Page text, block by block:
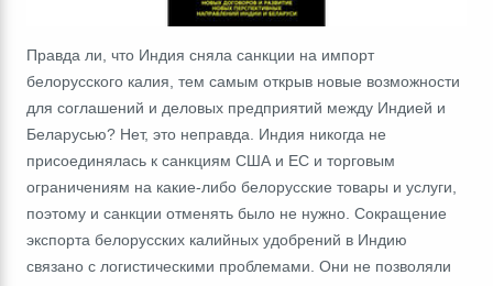
Правда ли, что Индия сняла санкции на импорт
белорусского калия, тем самым открыв новые возможности
для соглашений и деловых предприятий между Индией и
Беларусью? Нет, это неправда. Индия никогда не
присоединялась к санкциям США и ЕС и торговым
ограничениям на какие-либо белорусские товары и услуги,
поэтому и санкции отменять было не нужно. Сокращение
экспорта белорусских калийных удобрений в Индию
связано с логистическими проблемами. Они не позволяли